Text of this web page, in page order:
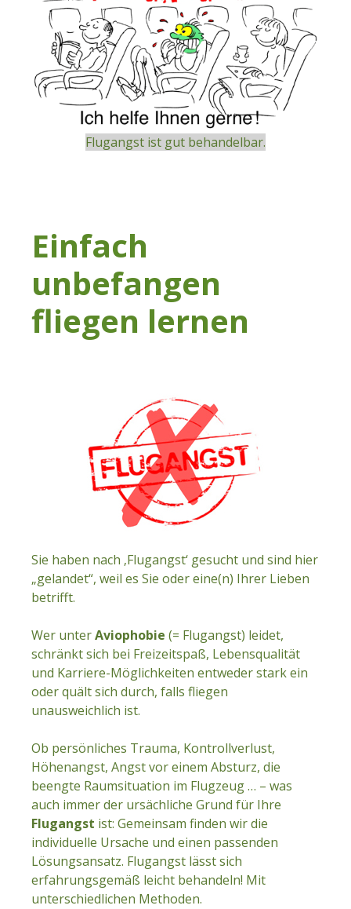
Flugangst ist gut behandelbar.
Einfach
unbefangen
fliegen lernen
Sie haben nach ‚Flugangst‘ gesucht und sind hier
„gelandet“, weil es Sie oder eine(n) Ihrer Lieben
betrifft.
Wer unterAviophobie (= Flugangst) leidet,
schränkt sich bei Freizeitspaß, Lebensqualität
und Karriere-Möglichkeiten entweder stark ein
oder quält sich durch, falls fliegen
unausweichlich ist.
Ob persönliches Trauma, Kontrollverlust,
Höhenangst, Angst vor einem Absturz, die
beengte Raumsituation im Flugzeug … – was
auch immer der ursächliche Grund für Ihre
Flugangst ist: Gemeinsam finden wir die
individuelle Ursache und einen passenden
Lösungsansatz. Flugangst lässt sich
erfahrungsgemäß leicht behandeln! Mit
unterschiedlichen Methoden.